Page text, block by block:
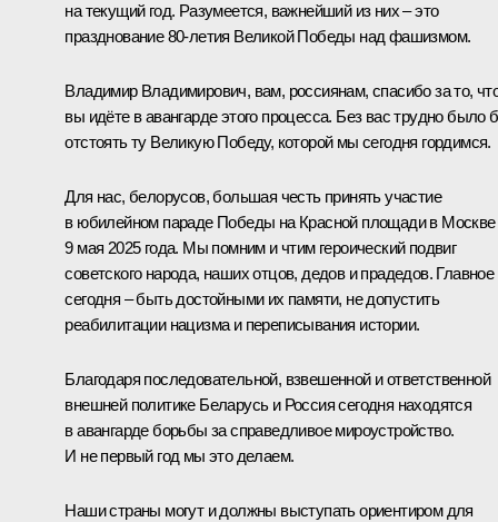
на текущий год. Разумеется, важнейший из них – это
празднование 80-летия Великой Победы над фашизмом.
Владимир Владимирович, вам, россиянам, спасибо за то,
вы идёте в авангарде этого процесса. Без вас трудно было
отстоять ту Великую Победу, которой мы сегодня гордимся.
Для нас, белорусов, большая честь принять участие
в юбилейном параде Победы на Красной площади в Москве
9 мая 2025 года. Мы помним и чтим героический подвиг
советского народа, наших отцов, дедов и прадедов. Главное
сегодня – быть достойными их памяти, не допустить
реабилитации нацизма и переписывания истории.
Благодаря последовательной, взвешенной и ответственной
внешней политике Беларусь и Россия сегодня находятся
в авангарде борьбы за справедливое мироустройство.
И не первый год мы это делаем.
Наши страны могут и должны выступать ориентиром для